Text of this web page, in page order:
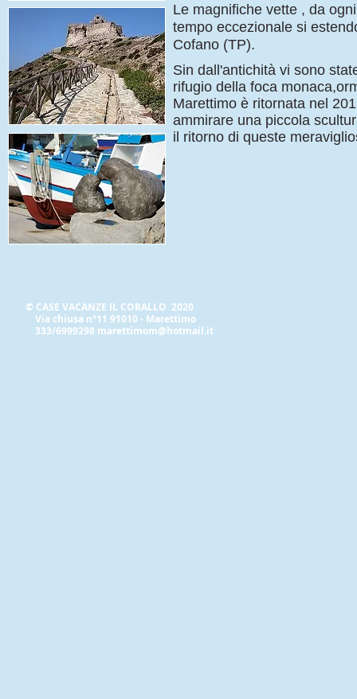
Le magnifiche vette , da
tempo eccezionale si
Cofano (TP).
Sin dall'antichità vi sono
rifugio della foca
Marettimo è ritornata nel
ammirare una piccola
il ritorno di queste
© CASE VACANZE IL CORALLO 2020
Via chiusa n°11 91010 - Marettimo
333/6999298 marettimom@hotmail.it